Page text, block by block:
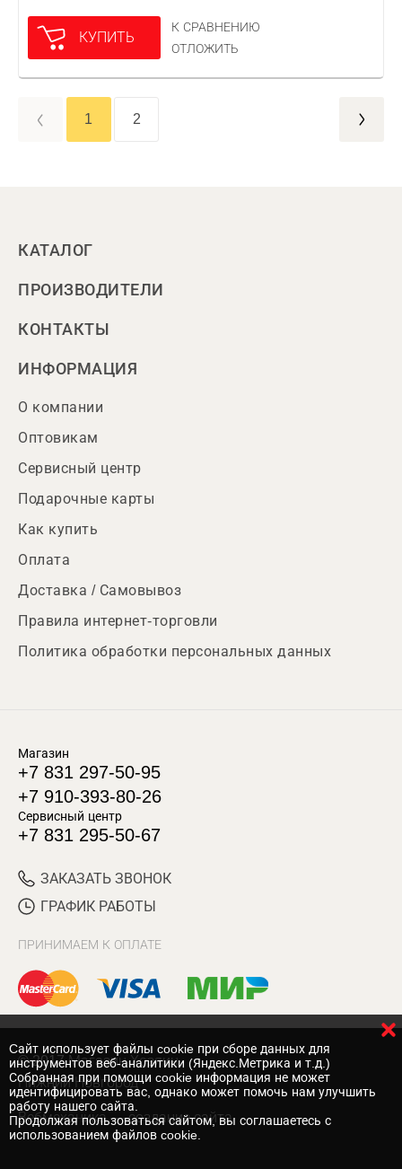
КУПИТЬ
К СРАВНЕНИЮ
ОТЛОЖИТЬ
1 2
КАТАЛОГ
ПРОИЗВОДИТЕЛИ
КОНТАКТЫ
ИНФОРМАЦИЯ
О компании
Оптовикам
Сервисный центр
Подарочные карты
Как купить
Оплата
Доставка / Самовывоз
Правила интернет-торговли
Политика обработки персональных данных
Магазин
+7 831 297-50-95
+7 910-393-80-26
Сервисный центр
+7 831 295-50-67
ЗАКАЗАТЬ ЗВОНОК
ГРАФИК РАБОТЫ
ПРИНИМАЕМ К ОПЛАТЕ
© 2017 Магазин Хозяин
Нижний Новгород
Вебмеханика— создание сайта
Cайт использует файлы cookie при сборе данных для
инструментов веб-аналитики (Яндекс.Метрика и т.д.)
Собранная при помощи cookie информация не может
идентифицировать вас, однако может помочь нам улучшить
работу нашего сайта.
Продолжая пользоваться сайтом, вы соглашаетесь с
использованием файлов cookie.